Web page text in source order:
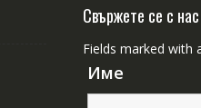
Свържете се с нас
Fields marked with
Име